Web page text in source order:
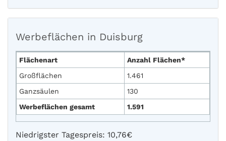
Werbeflächen in Duisburg
Flächenart
Anzahl Flächen*
Großflächen
1.461
Ganzsäulen
130
Werbeflächen gesamt
1.591
Niedrigster Tagespreis: 10,76€